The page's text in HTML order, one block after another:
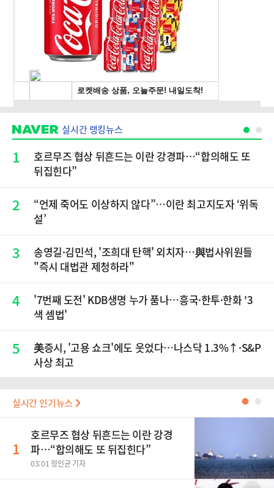
실시간 랭킹뉴스
1
호르무즈 협상 뒤흔드는 이란 강경파…“합의해도 또
뒤집힌다”
2
“언제 죽어도 이상하지 않다”…이란 최고지도자 ‘위독
설’
3
송영길·김민석, '조희대 탄핵' 외치자…與법사위원들
"즉시 대법관 제청하라"
4
'7번째 도전' KDB생명 누가 품나…흥국·한투·한화 '3
색 셈법'
5
美증시, '고용 쇼크'에도 웃었다…나스닥 1.3%↑·S&P
사상 최고
실시간 인기뉴스 ●
1
호르무즈 협상 뒤흔드는 이란 강경
파…“합의해도 또 뒤집힌다”
03:01 정인균 기자